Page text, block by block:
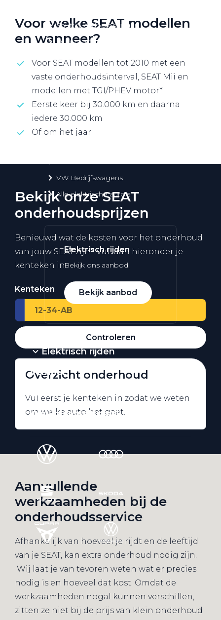
Shuttel laadoplossingen
Duurzaamheid
Voordelen
Veelgestelde vragen
Aanbod elektrisch
Volkswagen
Audi
VW Bedrijfswagens
Alle elektrische auto's
Elektrisch rijden
Bekijk ons aanbod
Bekijk aanbod
Elektrisch rijden
Verhuur
Vestigingen
Werkplaatsafspraak
Voor welke SEAT modellen
en wanneer?
Voor SEAT modellen tot 2010 met een
vaste onderhoudsinterval, SEAT Mii en
modellen met TGI/PHEV motor*
Eerste keer bij 30.000 km en daarna
iedere 30.000 km
Of om het jaar
Bekijk onze SEAT
onderhoudsprijzen
Benieuwd wat de kosten voor het onderhoud
van jouw SEAT zijn? Vul dan hieronder je
kenteken in.
Kenteken
Controleren
Overzicht onderhoud
Vul eerst je kenteken in zodat we weten
om welke auto het gaat.
Aanvullende
werkzaamheden bij de
onderhoudsservice
Afhankelijk van hoeveel je rijdt en de leeftijd
van je SEAT, kan extra onderhoud nodig zijn.
Wij laat je van tevoren weten wat er precies
nodig is en hoeveel dat kost. Omdat de
werkzaamheden nogal kunnen verschillen,
zitten ze niet bij de prijs van klein onderhoud